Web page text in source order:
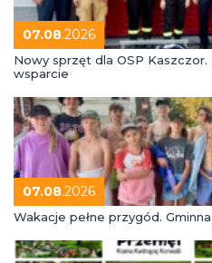
07.08.2026
Nowy sprzęt dla OSP
wsparcie
07.08.2026
Wakacje pełne przygód.